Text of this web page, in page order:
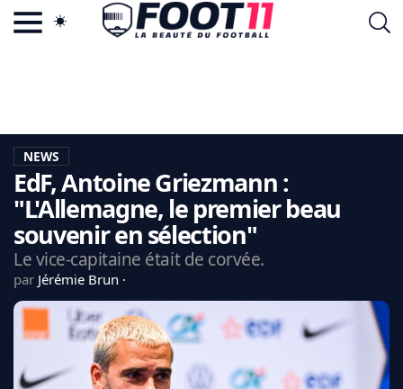
LA CHARTE
VIE PRIVÉE
CGU
CONTACTEZ-NOUS
CDM 2026
EDF
LIGUE 1
NEWS
EdF, Antoine Griezmann :
"L'Allemagne, le premier beau
souvenir en sélection"
Le vice-capitaine était de corvée.
par Jérémie Brun